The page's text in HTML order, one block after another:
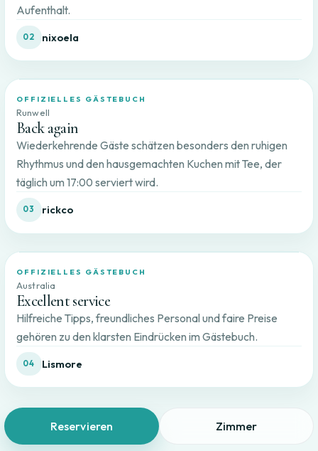
Aufenthalt.
02 nixoela
OFFIZIELLES GÄSTEBUCH
Runwell
Back again
Wiederkehrende Gäste schätzen besonders den ruhigen
Rhythmus und den hausgemachten Kuchen mit Tee, der
täglich um 17:00 serviert wird.
03 rickco
OFFIZIELLES GÄSTEBUCH
Australia
Excellent service
Hilfreiche Tipps, freundliches Personal und faire Preise
gehören zu den klarsten Eindrücken im Gästebuch.
04 Lismore
Reservieren Zimmer